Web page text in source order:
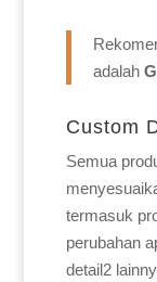
adalah
Custom
Semua
termasuk
perubahan
detail2